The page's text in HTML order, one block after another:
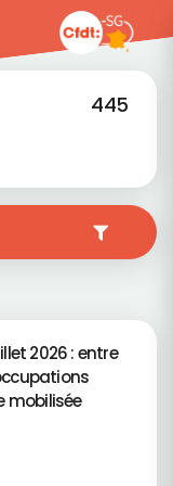
445
2026 : entre
mobilisée